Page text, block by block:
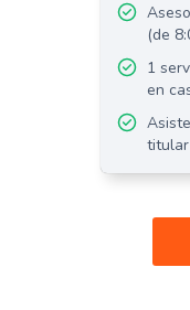
(de
1
en
titular